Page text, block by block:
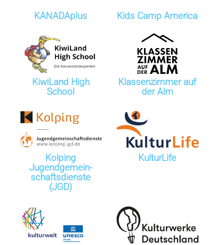
KANADAplus Kids Camp America
KiwiLand High
School
Klassenzimmer auf
der Alm
Kolping
Jugendgemein­­­
schaftsdienste
(JGD)
KulturLife